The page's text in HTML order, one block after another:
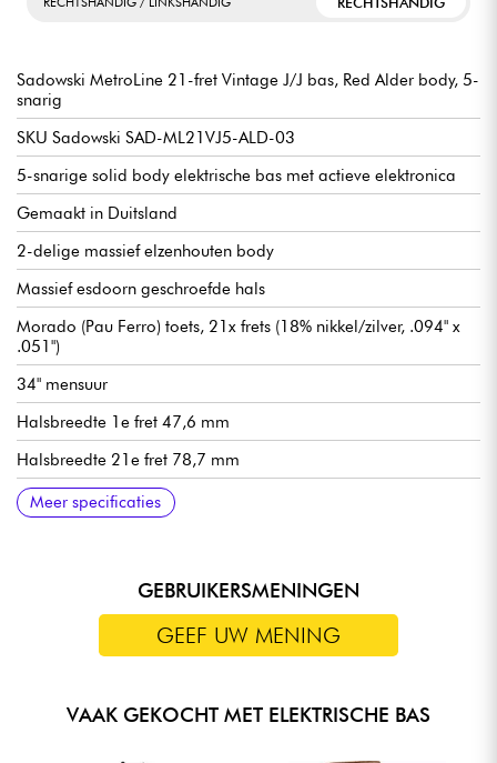
Sadowski MetroLine 21-fret Vintage J/J bas, Red Alder body, 5-
snarig
SKU Sadowski SAD-ML21VJ5-ALD-03
5-snarige solid body elektrische bas met actieve elektronica
Gemaakt in Duitsland
2-delige massief elzenhouten body
Massief esdoorn geschroefde hals
Morado (Pau Ferro) toets, 21x frets (18% nikkel/zilver, .094" x
.051")
34" mensuur
Halsbreedte 1e fret 47,6 mm
Halsbreedte 21e fret 78,7 mm
Halsdikte 1e fret 21,8 mm
Halsdikte 12e fret 23,6 mm
Sadowsky enkelspoels microfoon J-Style
Actieve Sadowsky 2-weg elektronica voorversterker
Volume
Balans
Vintage toonregeling (push/pull om voorversterker uit te
schakelen)
Treble / Bass (concentrische potmeters)
Sadowsky Quick String Release brug
Sadowsky Light Open Gear mechanisme
Verkocht met Sadowsky gigbag
Meer specificaties
GEBRUIKERSMENINGEN
GEEF UW MENING
VAAK GEKOCHT MET ELEKTRISCHE BAS